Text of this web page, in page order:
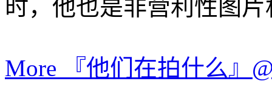
时，他也是非营利性图
More 『他们在拍什么』